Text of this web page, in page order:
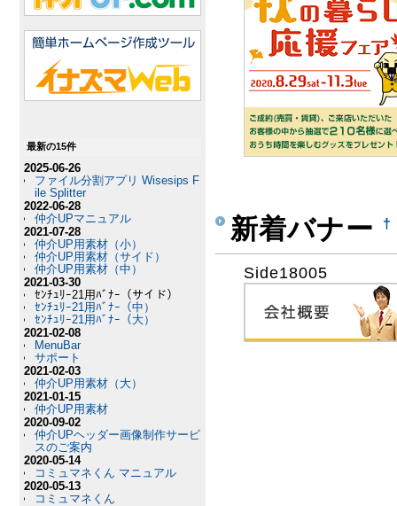
最新の15件
2025-06-26
ファイル分割アプリ Wisesips F
ile Splitter
2022-06-28
仲介UPマニュアル
2021-07-28
仲介UP用素材（小）
仲介UP用素材（サイド）
仲介UP用素材（中）
2021-03-30
ｾﾝﾁｭﾘｰ21用ﾊﾞﾅｰ（サイド）
ｾﾝﾁｭﾘｰ21用ﾊﾞﾅｰ（中）
ｾﾝﾁｭﾘｰ21用ﾊﾞﾅｰ（大）
2021-02-08
MenuBar
サポート
2021-02-03
仲介UP用素材（大）
2021-01-15
仲介UP用素材
2020-09-02
仲介UPヘッダー画像制作サービ
スのご案内
2020-05-14
コミュマネくん マニュアル
2020-05-13
コミュマネくん
新着バナー †
Side18005